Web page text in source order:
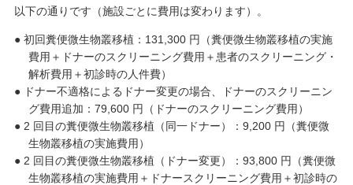
以下の通りです（施設ごとに費用は変わります）。
● 初回糞便微生物叢移植：131,300 円（糞便微生物叢移植の実施
費用＋ドナーのスクリーニング費用＋患者のスクリーニング・
解析費用＋初診時の人件費）
● ドナー不適格によるドナー変更の場合、ドナーのスクリーニン
グ費用追加：79,600 円（ドナーのスクリーニング費用）
● 2 回目の糞便微生物叢移植（同一ドナー）：9,200 円（糞便微
生物叢移植の実施費用）
● 2 回目の糞便微生物叢移植（ドナー変更）：93,800 円（糞便微
生物叢移植の実施費用＋ドナースクリーニング費用＋初診時の